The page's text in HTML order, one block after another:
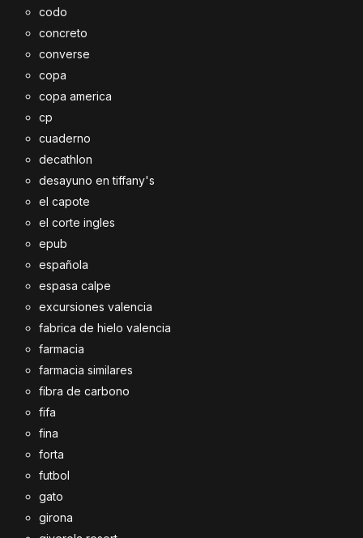
codo
concreto
converse
copa
copa america
cp
cuaderno
decathlon
desayuno en tiffany's
el capote
el corte ingles
epub
española
espasa calpe
excursiones valencia
fabrica de hielo valencia
farmacia
farmacia similares
fibra de carbono
fifa
fina
forta
futbol
gato
girona